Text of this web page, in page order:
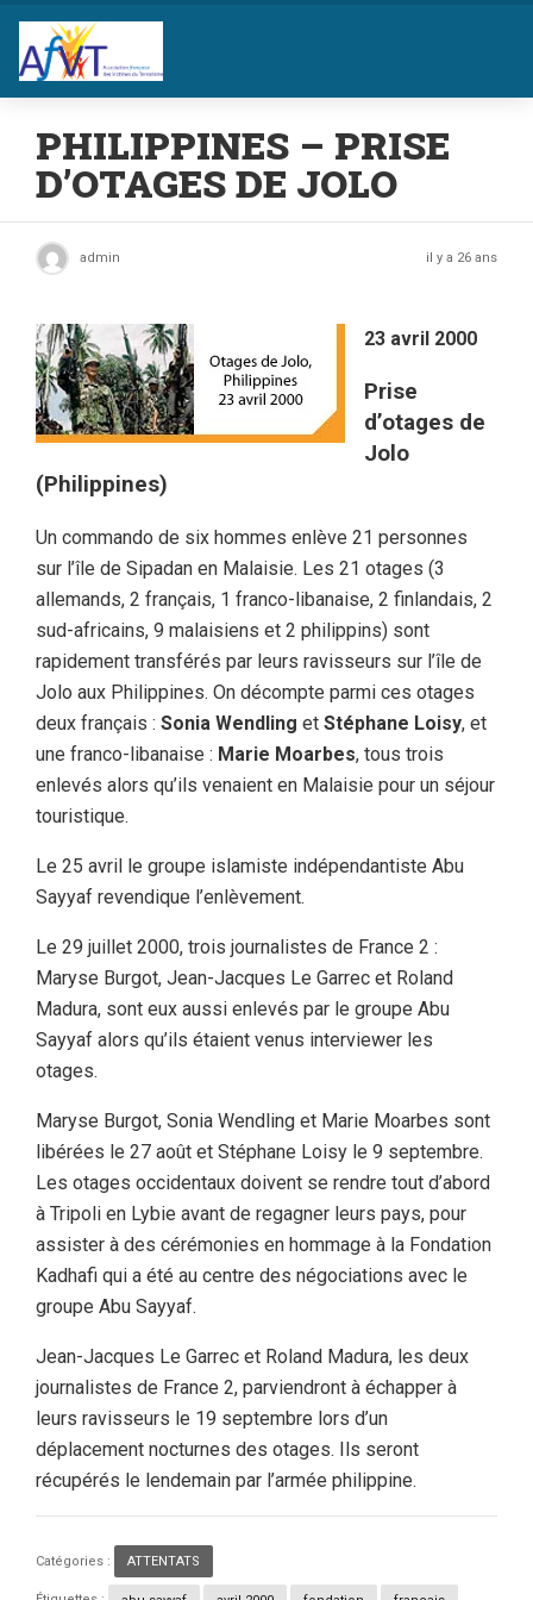
PHILIPPINES – PRISE
D’OTAGES DE JOLO
admin il y a 26 ans
23 avril 2000
Prise
d’otages de
Jolo
(Philippines)
Un commando de six hommes enlève 21 personnes
sur l’île de Sipadan en Malaisie. Les 21 otages (3
allemands, 2 français, 1 franco-libanaise, 2 finlandais, 2
sud-africains, 9 malaisiens et 2 philippins) sont
rapidement transférés par leurs ravisseurs sur l’île de
Jolo aux Philippines. On décompte parmi ces otages
deux français : Sonia Wendling et Stéphane Loisy, et
une franco-libanaise : Marie Moarbes, tous trois
enlevés alors qu’ils venaient en Malaisie pour un séjour
touristique.
Le 25 avril le groupe islamiste indépendantiste Abu
Sayyaf revendique l’enlèvement.
Le 29 juillet 2000, trois journalistes de France 2 :
Maryse Burgot, Jean-Jacques Le Garrec et Roland
Madura, sont eux aussi enlevés par le groupe Abu
Sayyaf alors qu’ils étaient venus interviewer les
otages.
Maryse Burgot, Sonia Wendling et Marie Moarbes sont
libérées le 27 août et Stéphane Loisy le 9 septembre.
Les otages occidentaux doivent se rendre tout d’abord
à Tripoli en Lybie avant de regagner leurs pays, pour
assister à des cérémonies en hommage à la Fondation
Kadhafi qui a été au centre des négociations avec le
groupe Abu Sayyaf.
Jean-Jacques Le Garrec et Roland Madura, les deux
journalistes de France 2, parviendront à échapper à
leurs ravisseurs le 19 septembre lors d’un
déplacement nocturnes des otages. Ils seront
récupérés le lendemain par l’armée philippine.
Catégories : ATTENTATS